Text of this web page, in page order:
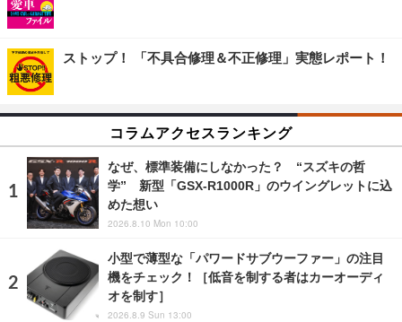
ストップ！ 「不具合修理＆不正修理」実態レポート！
コラムアクセスランキング
なぜ、標準装備にしなかった？ “スズキの哲
学” 新型「GSX-R1000R」のウイングレットに込
めた想い
2026.8.10 Mon 10:00
小型で薄型な「パワードサブウーファー」の注目
機をチェック！［低音を制する者はカーオーディ
オを制す］
2026.8.9 Sun 13:00